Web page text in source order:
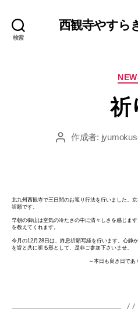
検索
西観寺やすら
テ
ゴ
祈
投 作成者:
北九州西観寺で三日間のお篭り行法を行いました。
祈願です。
早朝の御山は空気の冷たさの中に清々しさを感じま
を教えてくれます。
今月の12月28日は、終息祈願写経を行います。心静
を皆と共に祈る形として、是非ご参加下さいませ。
～本日も良き日であ